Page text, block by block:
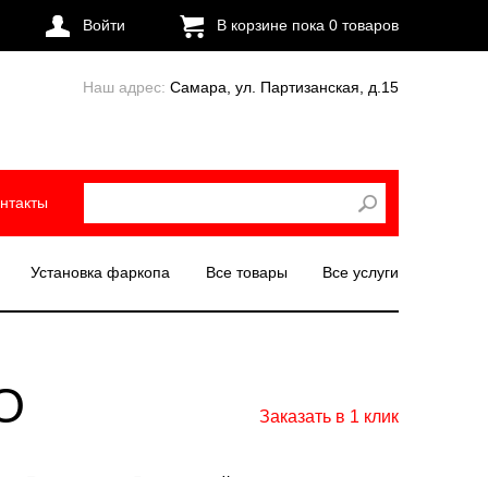
Войти В корзине пока 0 товаров
Наш адрес: Самара, ул. Партизанская, д.15
Установка фаркопа Все товары Все услуги
Заказать в 1 клик